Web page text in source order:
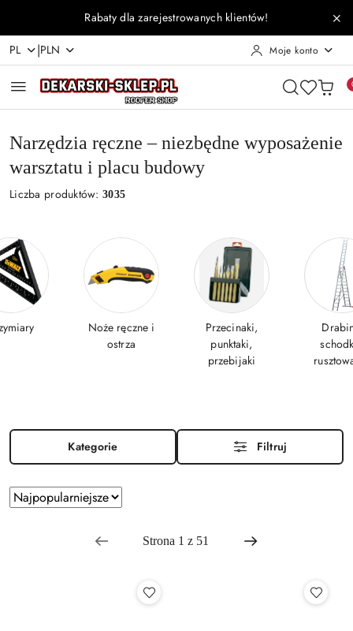
Przejdź do treści głównej
Przejdź do wyszukiwarki
Przejdź do moje konto
Przejdź do menu głównego
Przejdź do stopkiRabaty dla zarejestrowanych klientów!
PL |PLN Moje konto
Narzędzia ręczne – niezbędne wyposażenie
warsztatu i placu budowy
Liczba produktów:3035
Noże ręczne i
ostrza
Przecinaki,
punktaki,
przebijaki
Kategorie Filtruj
Zastosowano sortowanie: Najpopularniejsze.
Sortuj
według